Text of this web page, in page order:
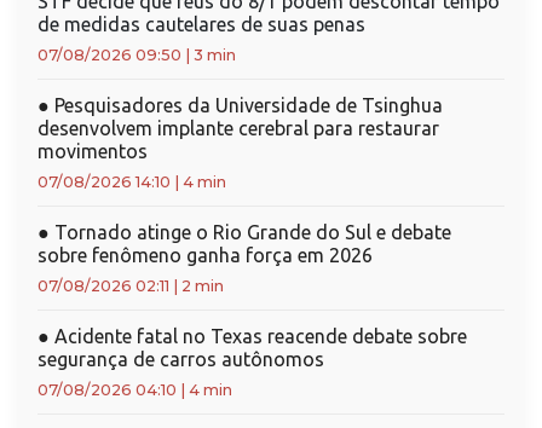
de medidas cautelares de suas penas
07/08/2026 09:50 3 min
● Pesquisadores da Universidade de Tsinghua
desenvolvem implante cerebral para restaurar
movimentos
07/08/2026 14:10 4 min
● Tornado atinge o Rio Grande do Sul e debate
sobre fenômeno ganha força em 2026
07/08/2026 02:11 2 min
● Acidente fatal no Texas reacende debate sobre
segurança de carros autônomos
07/08/2026 04:10 4 min